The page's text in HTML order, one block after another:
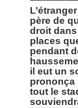
père de
droit
places
pendant
il eut un
prononça
tout le